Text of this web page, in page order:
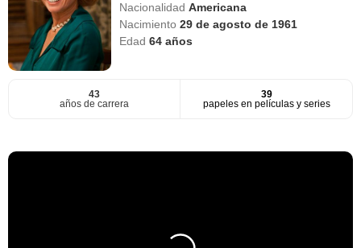
NacionalidadAmericana
Nacimiento29 de agosto de 1961
Edad64 años
43
años de carrera
39
papeles en películas y series